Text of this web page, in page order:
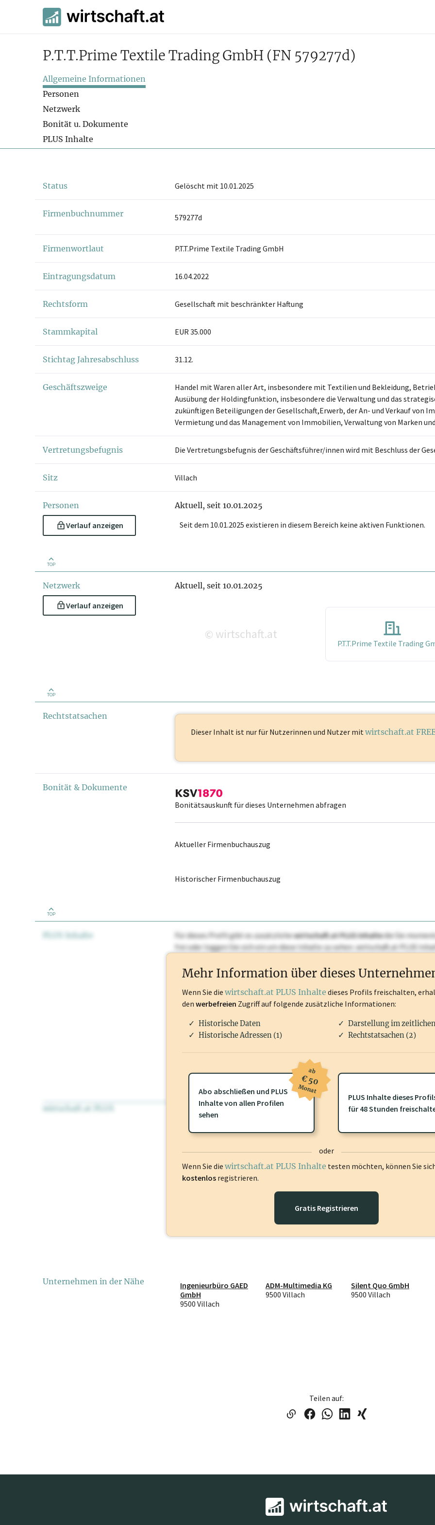
P.T.T.Prime Textile Trading GmbH (FN 579277d)
Allgemeine Informationen
Personen
Netzwerk
Bonität u. Dokumente
PLUS Inhalte
Status Gelöscht mit 10.01.2025
Firmenbuchnummer 579277d
Firmenwortlaut P.T.T.Prime Textile Trading GmbH
Eintragungsdatum 16.04.2022
Rechtsform Gesellschaft mit beschränkter Haftung
Stammkapital EUR 35.000
Stichtag Jahresabschluss 31.12.
Geschäftszweige
Handel mit Waren aller Art, insbesondere mit Textilien und Bekleidung,
Ausübung der Holdingfunktion, insbesondere die Verwaltung und das
zukünftigen Beteiligungen der Gesellschaft,Erwerb, der An- und Verkauf von
Vermietung und das Management von Immobilien, Verwaltung von Marken
Vertretungsbefugnis Die Vertretungsbefugnis der Geschäftsführer/innen wird mit Beschluss der
Sitz Villach
Personen
Verlauf anzeigen
Aktuell, seit 10.01.2025
Seit dem 10.01.2025 existieren in diesem Bereich keine aktiven Funktionen.
TOP
Netzwerk
Verlauf anzeigen
Aktuell, seit 10.01.2025
© wirtschaft.at
P.T.T.Prime Textile Trading
TOP
Rechtstatsachen
Dieser Inhalt ist nur für Nutzerinnen und Nutzer mitwirtschaft.at
Bonität & Dokumente
Bonitätsauskunft für dieses Unternehmen abfragen
Aktueller Firmenbuchauszug
Historischer Firmenbuchauszug
TOP
PLUS Inhalte Für dieses Profil gibt es zusätzlichewirtschaft.at PLUS Inhaltedie Sie
frei oder loggen Sie sich ein um diese Inhalte zu sehen. wirtschaft.at PLUS
wirtschaft.at PLUS Für dieses Profil gibt es zusätzliche wirtschaft.at PLUS Inhaltedie Sie
frei oder loggen Sie sich ein um diese Inhalte zu sehen.
Mehr Information über dieses
Wenn Sie die wirtschaft.at PLUS Inhalte dieses Profils freischalten,
den werbefreien Zugriff auf folgende zusätzliche Informationen:
Historische Daten
Darstellung im
Historische Adressen (1)
Rechtstatsachen (2)
Abo abschließen und PLUS
Inhalte von allen Profilen
sehen
ab
€ 50
Monat
PLUS Inhalte dieses
für 48 Stunden
oder
Wenn Sie die wirtschaft.at PLUS Inhalte testen möchten, können Sie
kostenlos registrieren.
Gratis Registrieren
Unternehmen in der Nähe
Ingenieurbüro GAED
GmbH
9500 Villach
ADM-Multimedia KG
9500 Villach
Silent Quo GmbH
9500 Villach
Teilen auf: